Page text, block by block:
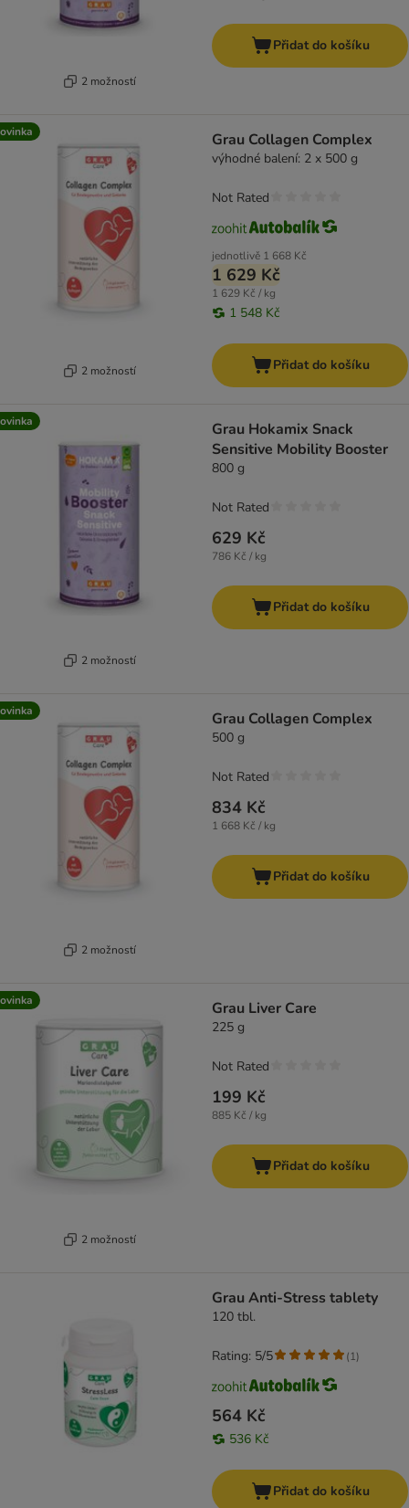
2 možností
Přidat do košíku
2 možností
Grau Collagen Complex
výhodné balení: 2 x 500 g
jednotlivě 1 668 Kč
1 629 Kč
1 629 Kč / kg
1 548 Kč
Not Rated
Přidat do košíku
2 možností
Grau Hokamix Snack
Sensitive Mobility Booster
800 g
629 Kč
786 Kč / kg
Not Rated
Přidat do košíku
2 možností
Grau Collagen Complex
500 g
834 Kč
1 668 Kč / kg
Not Rated
Přidat do košíku
2 možností
Grau Liver Care
225 g
199 Kč
885 Kč / kg
Not Rated
Přidat do košíku
Grau Anti-Stress tablety
120 tbl.
564 Kč
536 Kč
Rating: 5/5 (1)
Přidat do košíku